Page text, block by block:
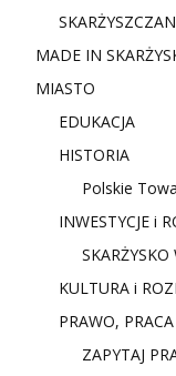
MADE IN
MIASTO
EDUKACJA
HISTORIA
Polskie
INWESTYCJE i
KULTURA i
PRAWO,
ZAPYTAJ